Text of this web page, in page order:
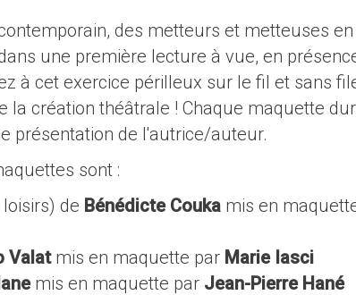
des metteurs et metteuses en
une première lecture à vue, en
à cet exercice périlleux sur le fil et sans
la création théâtrale ! Chaque maquette
présentation de l'autrice/auteur.
sont :
de Bénédicte Couka mis en
Valatmis en maquette par Marie Iasci
mis en maquette par Jean-Pierre Hané